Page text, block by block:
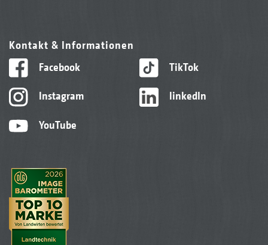
Kontakt & Informationen
Facebook
Instagram
YouTube
TikTok
linkedIn